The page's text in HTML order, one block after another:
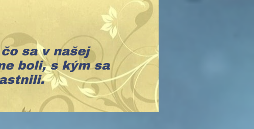
sa v našej
boli, s kým sa